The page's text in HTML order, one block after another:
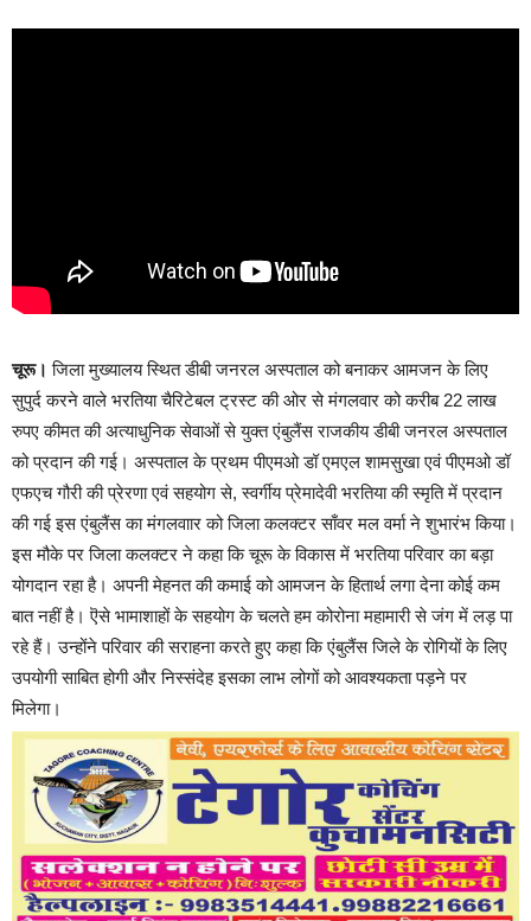
चूरू। जिला मुख्यालय स्थित डीबी जनरल अस्पताल को बनाकर आमजन के लिए
सुपुर्द करने वाले भरतिया चैरिटेबल ट्रस्ट की ओर से मंगलवार को करीब 22 लाख
रुपए कीमत की अत्याधुनिक सेवाओं से युक्त एंबुलैंस राजकीय डीबी जनरल अस्पताल
को प्रदान की गई। अस्पताल के प्रथम पीएमओ डॉ एमएल शामसुखा एवं पीएमओ डॉ
एफएच गौरी की प्रेरणा एवं सहयोग से, स्वर्गीय प्रेमादेवी भरतिया की स्मृति में प्रदान
की गई इस एंबुलैंस का मंगलवाार को जिला कलक्टर साँवर मल वर्मा ने शुभारंभ किया।
इस मौके पर जिला कलक्टर ने कहा कि चूरू के विकास में भरतिया परिवार का बड़ा
योगदान रहा है। अपनी मेहनत की कमाई को आमजन के हितार्थ लगा देना कोई कम
बात नहीं है। ऎसे भामाशाहों के सहयोग के चलते हम कोरोना महामारी से जंग में लड़ पा
रहे हैं। उन्होंने परिवार की सराहना करते हुए कहा कि एंबुलैंस जिले के रोगियों के लिए
उपयोगी साबित होगी और निस्संदेह इसका लाभ लोगों को आवश्यकता पड़ने पर
मिलेगा।